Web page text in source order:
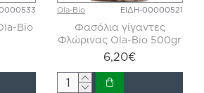
Bio
Ola-Bio ΕΙΔΗ-00000521
Φασόλια γίγαντες
Φλώρινας Ola-Bio 500gr
6,20€